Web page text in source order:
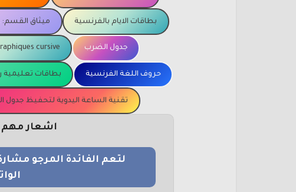
بطاقات الايام بالفرنسية ميثاق القسم:
جدول الضرب cursive
حروف اللغة الفرنسية بطاقات تعليمية
تقنية الساعة اليدوية لتحفيظ جدول
اشعار مهم
لتعم الفائدة المرجو